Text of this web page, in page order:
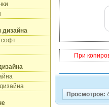
При
Просмотров: